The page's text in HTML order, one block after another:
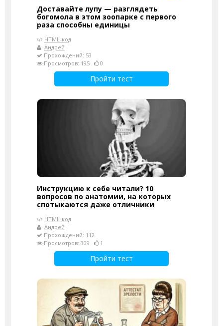
Доставайте лупу — разглядеть
богомола в этом зоопарке с первого
раза способны единицы
HTML-код
Андрей
Прохождений: 53
Просмотров: 195
0
Пройти тест
Инструкцию к себе читали? 10
вопросов по анатомии, на которых
спотыкаются даже отличники
HTML-код
Андрей
Прохождений: 112
Просмотров: 309
1
Пройти тест